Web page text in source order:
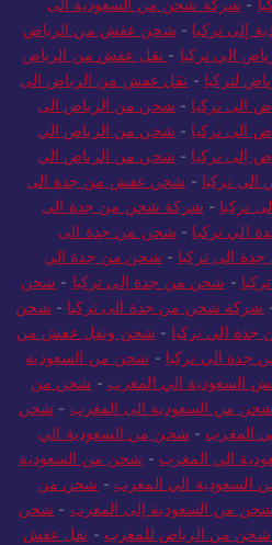
إلى تركيا - شحن عفش من الرياض
الي تركيا - نقل عفش من الرياض
لتركيا - نقل عفش من الرياض الى
الى تركيا - شحن من الرياض الى
الى تركيا - شحن من الرياض الي
إلى تركيا - شحن من الرياض الي
تركيا - شحن عفش من جدة الى
تركيا - شركة شحن من جدة الى
تركيا - شحن من جدة الى
الى تركيا - شحن من جدة الي
- شحن من جدة إلى تركيا - شحن
شركة شحن من جدة الى تركيا - شحن
الي تركيا - شحن ونقل عفش من
الي تركيا - شحن من السعودية
السعودية الي المغرب - شحن من
من السعودية الى المغرب - شحن
المغرب - شحن من السعودية الي
الي المغرب - شحن من السعودية
الي المغرب - شحن من
من السعودية إلى المغرب - شحن
من الرياض للمغرب - نقل عفش